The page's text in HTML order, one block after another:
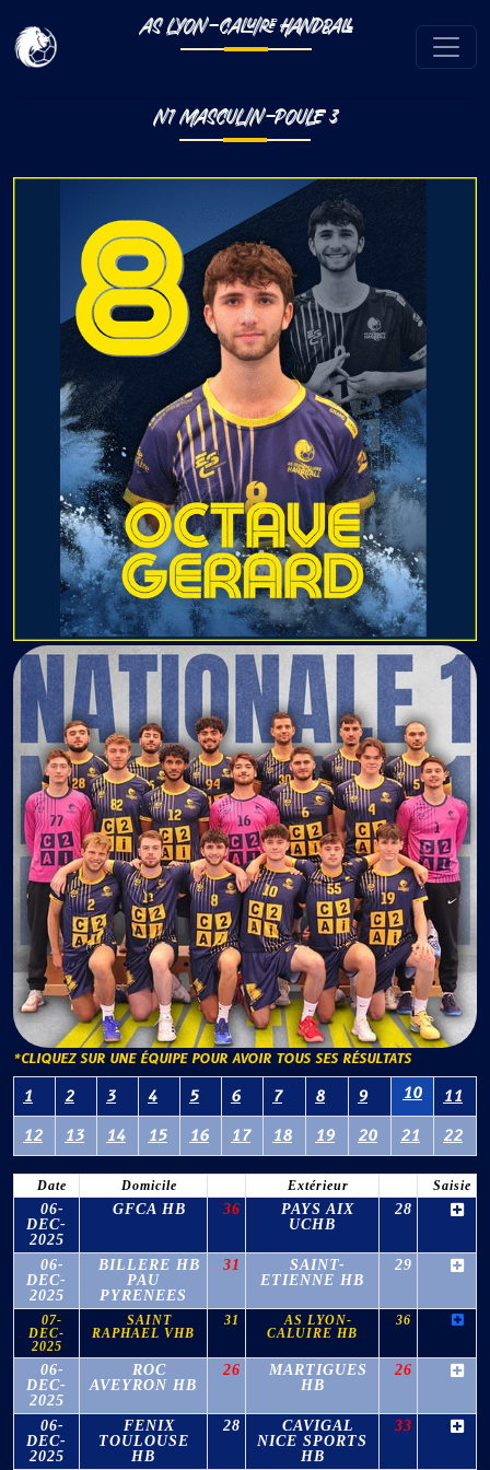
AS LYON-CALUIRE HANDBALL
N1 MASCULIN-POULE 3
*CLIQUEZ SUR UNE ÉQUIPE POUR AVOIR TOUS SES RÉSULTATS
1 2 3 4 5 6 7 8 9 10
11
12
13 14 15 16 17 18 19 20 21 22
Date Domicile Extérieur Saisie
06-
DEC-
2025
GFCA HB 36
PAYS AIX
UCHB
28
06-
DEC-
2025
BILLERE HB
PAU
PYRENEES
31
SAINT-
ETIENNE HB
29
07-
DEC-
2025
SAINT
RAPHAEL VHB
31
AS LYON-
CALUIRE HB
36
06-
DEC-
2025
ROC
AVEYRON HB
26
MARTIGUES
HB
26
06-
DEC-
2025
FENIX
TOULOUSE
HB
28
CAVIGAL
NICE SPORTS
HB
33